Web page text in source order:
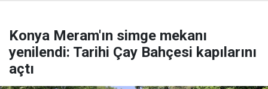
Konya Meram'ın simge mekanı
yenilendi: Tarihi Çay Bahçesi kapılarını
açtı